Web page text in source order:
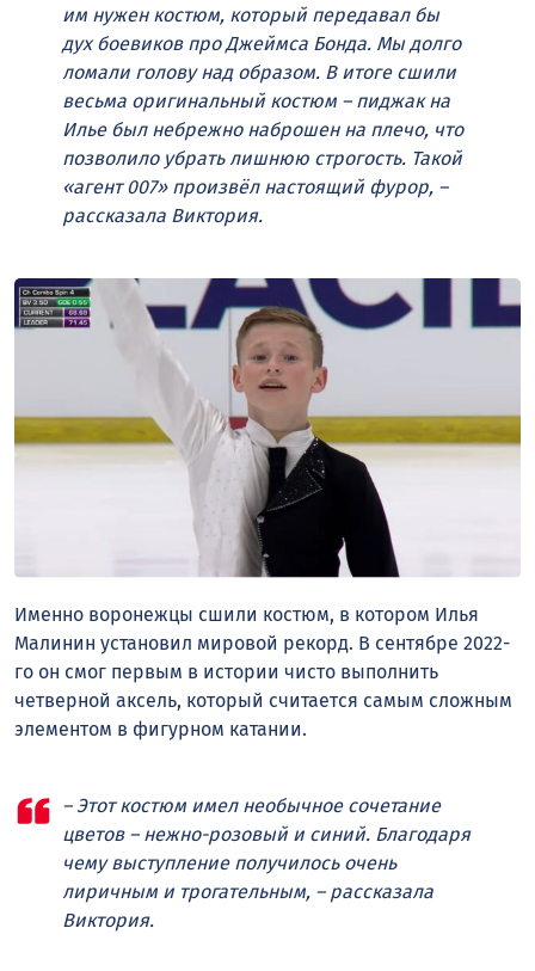
им нужен костюм, который передавал бы
дух боевиков про Джеймса Бонда. Мы долго
ломали голову над образом. В итоге сшили
весьма оригинальный костюм – пиджак на
Илье был небрежно наброшен на плечо, что
позволило убрать лишнюю строгость. Такой
«агент 007» произвёл настоящий фурор, –
рассказала Виктория.
Именно воронежцы сшили костюм, в котором Илья
Малинин установил мировой рекорд. В сентябре 2022-
го он смог первым в истории чисто выполнить
четверной аксель, который считается самым сложным
элементом в фигурном катании.
– Этот костюм имел необычное сочетание
цветов – нежно-розовый и синий. Благодаря
чему выступление получилось очень
лиричным и трогательным, – рассказала
Виктория.